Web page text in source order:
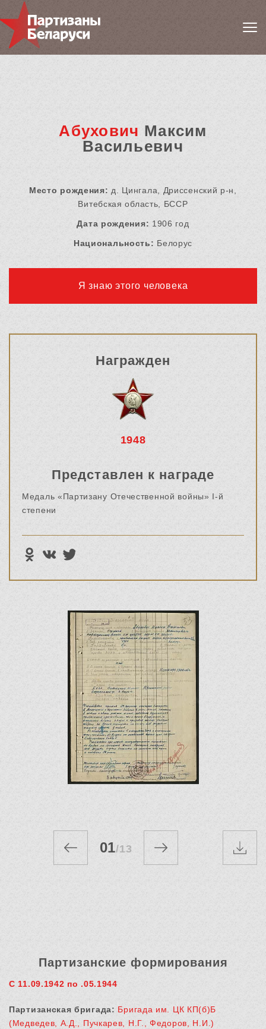
Абухович Максим
Васильевич
Место рождения: д. Цингала, Дриссенский р-н,
Витебская область, БССР
Дата рождения: 1906 год
Национальность: Белорус
Я знаю этого человека
Награжден
1948
Представлен к награде
Медаль «Партизану Отечественной войны» I-й
степени
01/13
Партизанские формирования
С 11.09.1942 по .05.1944
Партизанская бригада: Бригада им. ЦК КП(б)Б
(Медведев, А.Д., Пучкарев, Н.Г., Федоров, Н.И.)